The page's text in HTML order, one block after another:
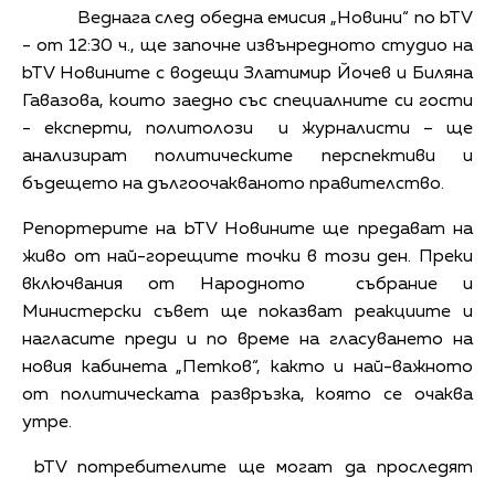
Веднага след обедна емисия „Новини“ по bTV
- от 12:30 ч., ще започне извънредното студио на
bTV Новините с водещи Златимир Йочев и Биляна
Гавазова, които заедно със специалните си гости
- експерти, политолози и журналисти – ще
анализират политическите перспективи и
бъдещето на дългоочакваното правителство.
Репортерите на bTV Новините ще предават на
живо от най-горещите точки в този ден. Преки
включвания от Народното събрание и
Министерски съвет ще показват реакциите и
нагласите преди и по време на гласуването на
новия кабинета „Петков“, както и най-важното
от политическата развръзка, която се очаква
утре.
bTV потребителите ще могат да проследят